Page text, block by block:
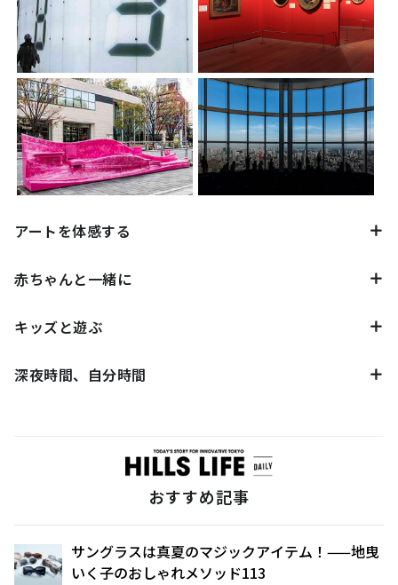
アートを体感する
赤ちゃんと一緒に
キッズと遊ぶ
深夜時間、自分時間
おすすめ記事
サングラスは真夏のマジックアイテム！——地曳
いく子のおしゃれメソッド113